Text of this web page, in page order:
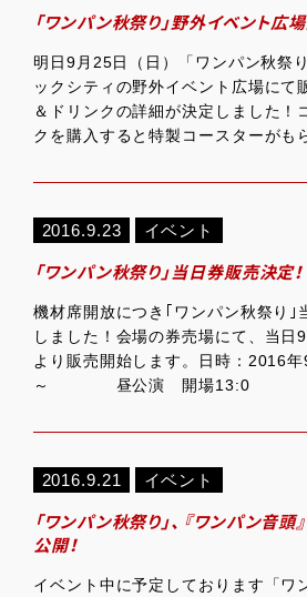
「ワンパン秋祭り」野外イベント広
明日9月25日（日）「ワンパン秋祭
ックシティの野外イベント広場にて
＆ドリンクの詳細が決定しました！
クを購入すると特製コースターがも
2016.9.23 イベント
「ワンパン秋祭り」当日券販売決定！
機材席開放につき｢ワンパン秋祭り｣
しました！会場の券売場にて、当
より販売開始します。日時：2016
～ 昼公演 開場13:0
2016.9.21 イベント
「ワンパン秋祭り」、『ワンパン音
公開！
イベント中に予定しております「ワ